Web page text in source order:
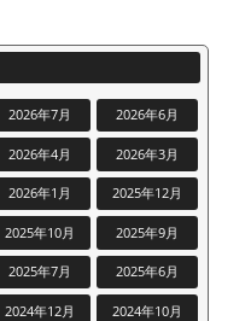
2026年7月 2026年6月
2026年4月 2026年3月
2026年1月 2025年12月
2025年10月 2025年9月
2025年7月 2025年6月
2024年12月 2024年10月